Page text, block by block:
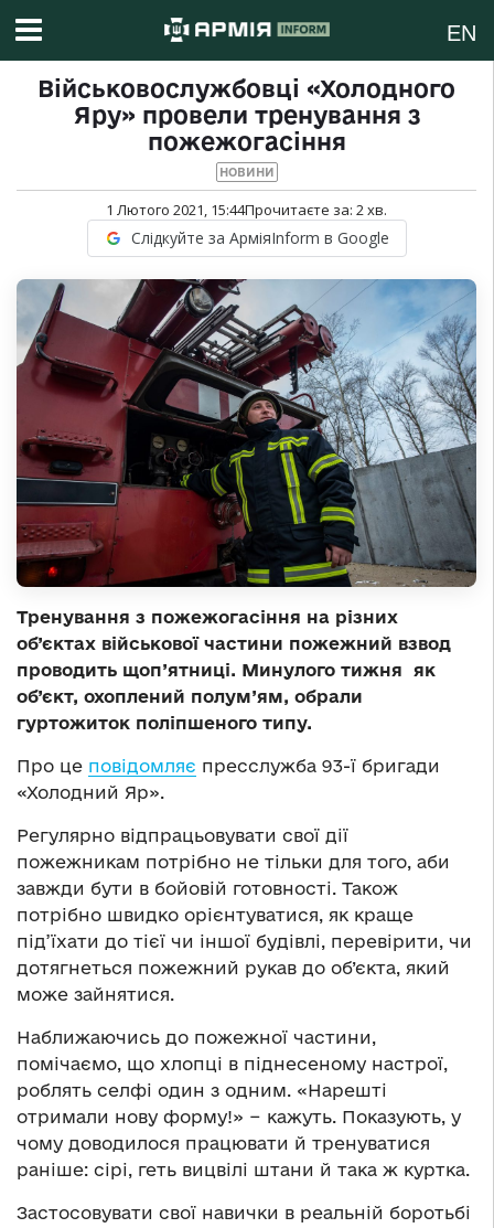
EN
Військовослужбовці «Холодного
Яру» провели тренування з
пожежогасіння
НОВИНИ
1 Лютого 2021, 15:44Прочитаєте за: 2хв.
Слідкуйте за АрміяInform в Google
Тренування з пожежогасіння на різних
об’єктах військової частини пожежний взвод
проводить щоп’ятниці. Минулого тижня як
об’єкт, охоплений полум’ям, обрали
гуртожиток поліпшеного типу.
Про це повідомляє пресслужба 93-ї бригади
«Холодний Яр».
Регулярно відпрацьовувати свої дії
пожежникам потрібно не тільки для того, аби
завжди бути в бойовій готовності. Також
потрібно швидко орієнтуватися, як краще
під’їхати до тієї чи іншої будівлі, перевірити, чи
дотягнеться пожежний рукав до об’єкта, який
може зайнятися.
Наближаючись до пожежної частини,
помічаємо, що хлопці в піднесеному настрої,
роблять селфі один з одним. «Нарешті
отримали нову форму!» − кажуть. Показують, у
чому доводилося працювати й тренуватися
раніше: сірі, геть вицвілі штани й така ж куртка.
Застосовувати свої навички в реальній боротьбі